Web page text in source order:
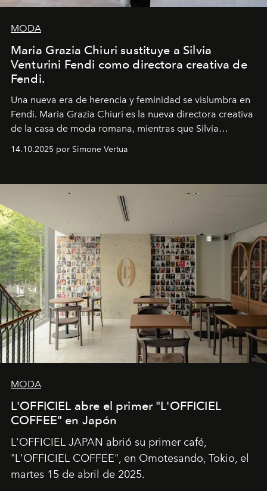
MODA
Maria Grazia Chiuri sustituye a Silvia
Venturini Fendi como directora creativa de
Fendi.
Una nueva era de herencia y feminidad se vislumbra en
Fendi. Maria Grazia Chiuri es la nueva directora creativa
de la casa de moda romana, mientras que Silvia
14.10.2025 por Simone Vertua
MODA
L'OFFICIEL abre el primer "L'OFFICIEL
COFFEE" en Japón
L'OFFICIEL JAPAN abrió su primer café,
"L'OFFICIEL COFFEE", en Omotesando, Tokio, el
martes 15 de abril de 2025.